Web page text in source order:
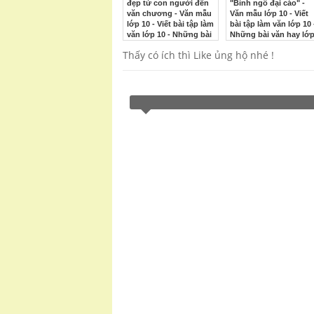
đẹp từ con người đến
văn chương - Văn mẫu
lớp 10 - Viết bài tập làm
văn lớp 10 - Những bài
"Bình ngô đại cáo" -
Văn mẫu lớp 10 - Viết
bài tập làm văn lớp 10
Những bài văn hay lớp
Thấy có ích thì Like ủng hộ nhé !